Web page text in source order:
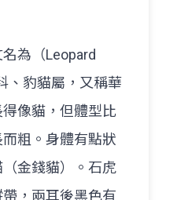
為（Leopard
、豹貓屬，又稱華
像貓，但體型比
粗。身體有點狀
金錢貓）。石虎
，兩耳後黑色有